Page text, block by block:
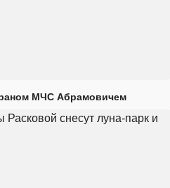
МЧС Абрамовичем